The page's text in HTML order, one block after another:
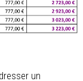
un